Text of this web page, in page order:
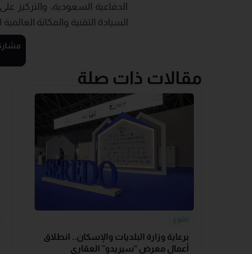
الدفاعية السعودية، والتركيز
السيادة التقنية والمكانة العالمية
مقالات ذات صلة
متنوع
برعاية وزارة البلديات والإسكان.. انطلاق
أعمال معرض “سيريدو” العقاري